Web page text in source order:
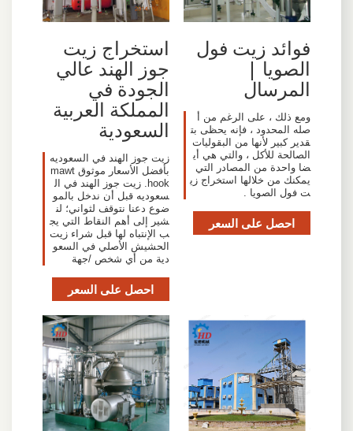
فوائد زيت فول
الصويا |
المرسال
ومع ذلك ، على الرغم من أ
صله المحدود ، فإنه يحظى بت
قدير كبير لأنها من البقوليات
الصالحة للأكل ، والتي هي أي
ضا واحدة من المصادر التي
يمكنك من خلالها استخراج زي
ت فول الصويا .
احصل على السعر
استخراج زيت
جوز الهند عالي
الجودة في
المملكة العربية
السعودية
زيت جوز الهند في السعوديه
بأفضل الأسعار موثوق mawt
hook. زيت جوز الهند في ال
سعوديه قبل أن ندخل بالمو
ضوع دعنا نتوقف لثواني؛ لن
شير إلى أهم النقاط التي يج
ب الإنتباه لها قبل شراء زيت
الحشيش الأصلي في السعو
دية من أي شخص /جهة
احصل على السعر